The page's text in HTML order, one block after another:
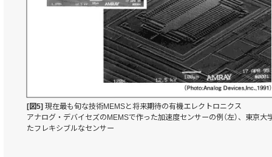
[図5] 現在最も旬な技術MEMSと将来期待の有機エレクトロニクス
アナログ・デバイセズのMEMSで作った加速度センサーの例（左）、東京
たフレキシブルなセンサー